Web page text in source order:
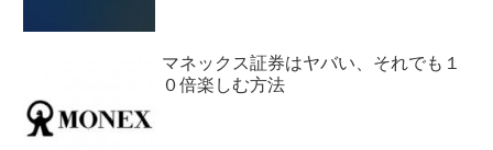
マネックス証券はヤバい、それでも１
０倍楽しむ方法